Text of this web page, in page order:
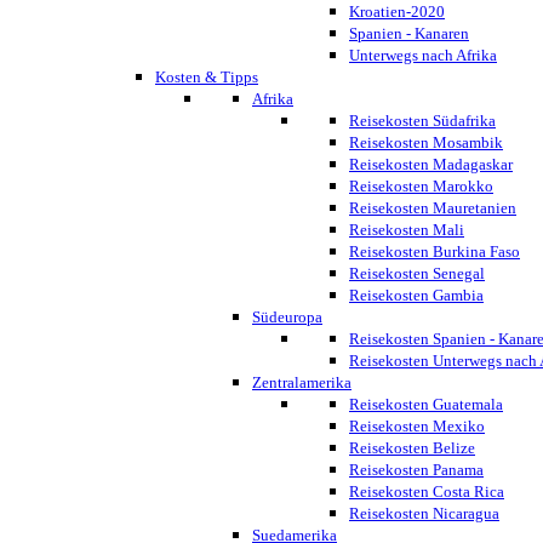
Kroatien-2020
Spanien - Kanaren
Unterwegs nach Afrika
Kosten & Tipps
Afrika
Reisekosten Südafrika
Reisekosten Mosambik
Reisekosten Madagaskar
Reisekosten Marokko
Reisekosten Mauretanien
Reisekosten Mali
Reisekosten Burkina Faso
Reisekosten Senegal
Reisekosten Gambia
Südeuropa
Reisekosten Spanien -
Reisekosten Unterwegs nach
Zentralamerika
Reisekosten Guatemala
Reisekosten Mexiko
Reisekosten Belize
Reisekosten Panama
Reisekosten Costa Rica
Reisekosten Nicaragua
Suedamerika